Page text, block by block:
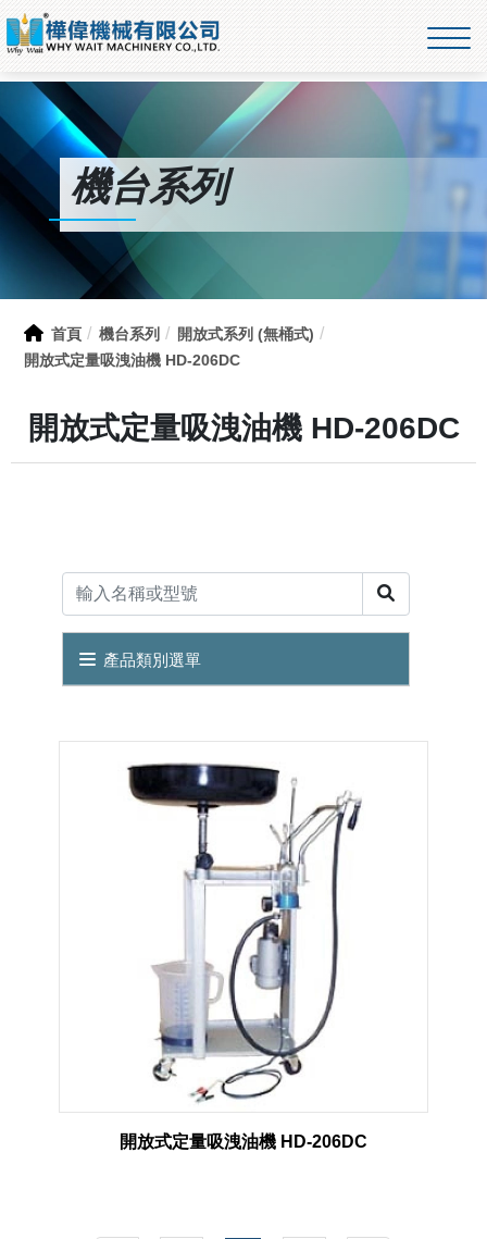
機台系列
首頁 機台系列
開放式系列 (無桶式)
開放式定量吸洩油機 HD-206DC
開放式定量吸洩油機 HD-206DC
產品類別選單
開放式定量吸洩油機 HD-206DC